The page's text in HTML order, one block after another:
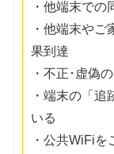
・他端末で
・他端末や
果到達
・不正･虚偽
・端末の「
いる
・公共WiFi